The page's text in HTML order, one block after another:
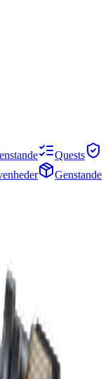
Quests
Genstande